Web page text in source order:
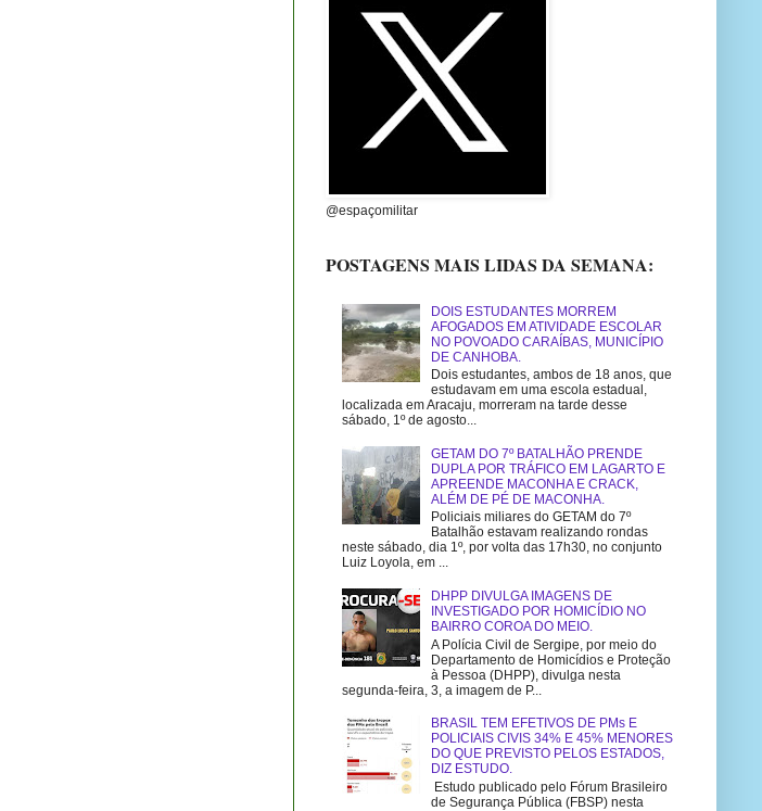
@espaçomilitar
POSTAGENS MAIS LIDAS DA SEMANA:
DOIS ESTUDANTES MORREM
AFOGADOS EM ATIVIDADE ESCOLAR
NO POVOADO CARAÍBAS, MUNICÍPIO
DE CANHOBA.
Dois estudantes, ambos de 18 anos, que
estudavam em uma escola estadual,
localizada em Aracaju, morreram na tarde desse
sábado, 1º de agosto...
GETAM DO 7º BATALHÃO PRENDE
DUPLA POR TRÁFICO EM LAGARTO E
APREENDE MACONHA E CRACK,
ALÉM DE PÉ DE MACONHA.
Policiais miliares do GETAM do 7º
Batalhão estavam realizando rondas
neste sábado, dia 1º, por volta das 17h30, no conjunto
Luiz Loyola, em ...
DHPP DIVULGA IMAGENS DE
INVESTIGADO POR HOMICÍDIO NO
BAIRRO COROA DO MEIO.
A Polícia Civil de Sergipe, por meio do
Departamento de Homicídios e Proteção
à Pessoa (DHPP), divulga nesta
segunda-feira, 3, a imagem de P...
BRASIL TEM EFETIVOS DE PMs E
POLICIAIS CIVIS 34% E 45% MENORES
DO QUE PREVISTO PELOS ESTADOS,
DIZ ESTUDO.
Estudo publicado pelo Fórum Brasileiro
de Segurança Pública (FBSP) nesta